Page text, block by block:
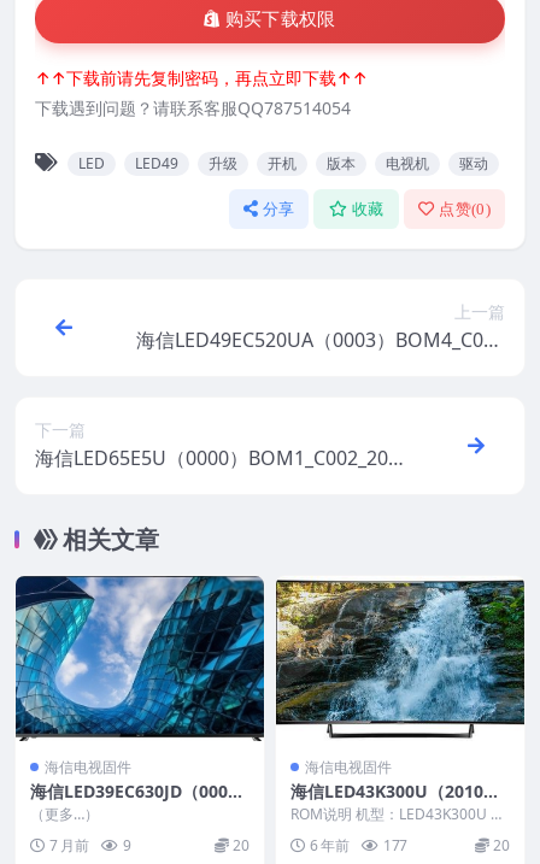
购买下载权限
↑↑下载前请先复制密码，再点立即下载↑↑
下载遇到问题？请联系客服QQ787514054
LED LED49 升级 开机 版本 电视机 驱动
分享 收藏 点赞(0)
上一篇
海信LED49EC520UA（0003）BOM4_C004
下一篇
海信LED65E5U（0000）BOM1_C002_201
相关文章
海信电视固件
海信LED39EC630JD（000
0）BOM1_C006_20130923_
U盘刷机固件
（更多…）
7 月前
9 20
海信电视固件
海信LED43K300U（2010）
BOM3_C005_20160108官方
原厂USB刷机电视固件包
ROM说明 机型：LED43K300U 固
件版本：（2010） BOM：3 海
信...6 年前 177 20